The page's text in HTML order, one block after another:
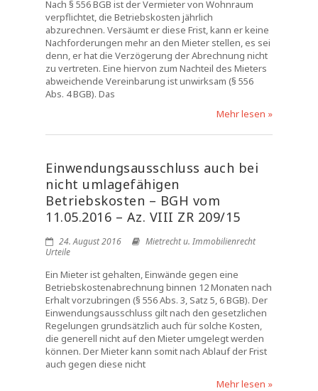
Nach § 556 BGB ist der Vermieter von Wohnraum
verpflichtet, die Betriebskosten jährlich
abzurechnen. Versäumt er diese Frist, kann er keine
Nachforderungen mehr an den Mieter stellen, es sei
denn, er hat die Verzögerung der Abrechnung nicht
zu vertreten. Eine hiervon zum Nachteil des Mieters
abweichende Vereinbarung ist unwirksam (§ 556
Abs. 4 BGB). Das
Mehr lesen »
Einwendungsausschluss auch bei
nicht umlagefähigen
Betriebskosten – BGH vom
11.05.2016 – Az. VIII ZR 209/15
24. August 2016
Mietrecht u. Immobilienrecht
Urteile
Ein Mieter ist gehalten, Einwände gegen eine
Betriebskostenabrechnung binnen 12 Monaten nach
Erhalt vorzubringen (§ 556 Abs. 3, Satz 5, 6 BGB). Der
Einwendungsausschluss gilt nach den gesetzlichen
Regelungen grundsätzlich auch für solche Kosten,
die generell nicht auf den Mieter umgelegt werden
können. Der Mieter kann somit nach Ablauf der Frist
auch gegen diese nicht
Mehr lesen »